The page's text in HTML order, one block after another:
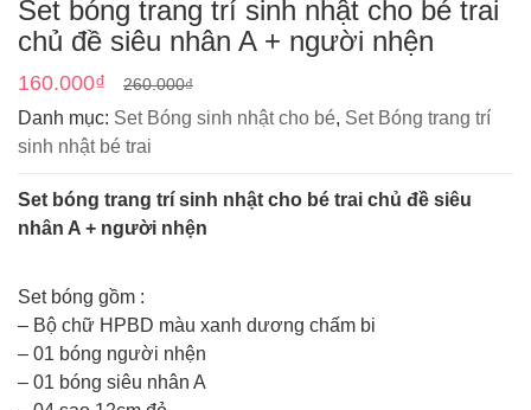
Set bóng trang trí sinh nhật cho bé trai
chủ đề siêu nhân A + người nhện
260.000₫
160.000₫
Danh mục: Set Bóng sinh nhật cho bé, Set Bóng trang trí
sinh nhật bé trai
Set bóng trang trí sinh nhật cho bé trai chủ đề siêu
nhân A + người nhện
Set bóng gồm :
– Bộ chữ HPBD màu xanh dương chấm bi
– 01 bóng người nhện
– 01 bóng siêu nhân A